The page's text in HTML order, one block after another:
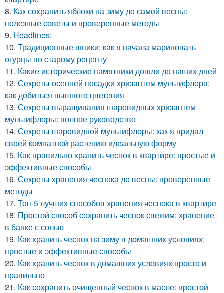
8. Как сохранить яблоки на зиму до самой весны:
полезные советы и проверенные методы
9. Headlines:
10. Традиционные шпики: как я начала мариновать
огурцы по старому рецепту
11. Какие исторические памятники дошли до наших дней
12. Секреты осенней посадки хризантем мультифлора:
как добиться пышного цветения
13. Секреты выращивания шаровидных хризантем
мультифлоры: полное руководство
14. Секреты шаровидной мультифлоры: как я придал
своей комнатной растению идеальную форму
15. Как правильно хранить чеснок в квартире: простые и
эффективные способы
16. Секреты хранения чеснока до весны: проверенные
методы
17. Топ-5 лучших способов хранения чеснока в квартире
18. Простой способ сохранить чеснок свежим: хранение
в банке с солью
19. Как хранить чеснок на зиму в домашних условиях:
простые и эффективные способы
20. Как хранить чеснок в домашних условиях просто и
правильно
21. Как сохранить очищенный чеснок в масле: простой